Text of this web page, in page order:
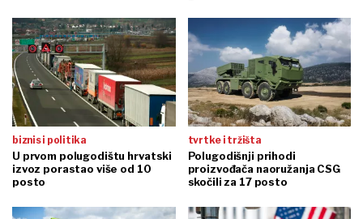
biznis i politika
U prvom polugodištu hrvatski
izvoz porastao više od 10
posto
tvrtke i tržišta
Polugodišnji prihodi
proizvođača naoružanja CSG
skočili za 17 posto